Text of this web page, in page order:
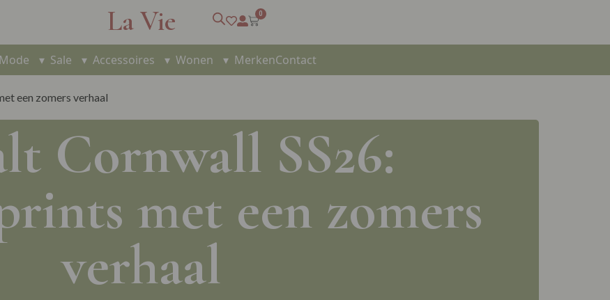
La Vie 0
Mode ▾ Sale ▾ Accessoires ▾ Wonen ▾ MerkenContact
een zomers verhaal
Cornwall SS26:
met een zomers
verhaal